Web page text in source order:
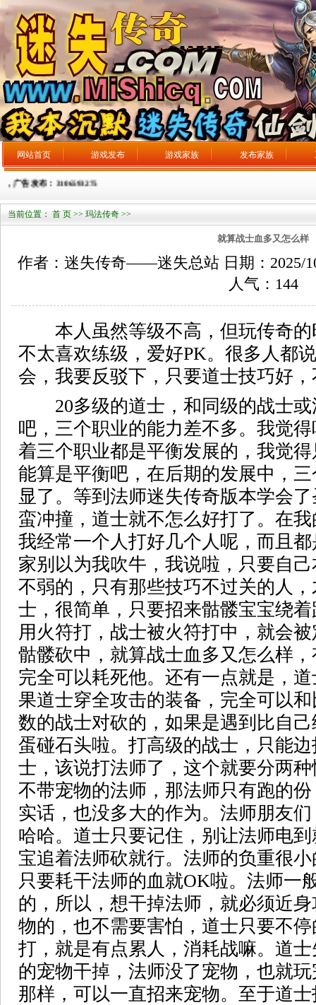
网站首页 游戏发布 游戏家族 发布家族
发布：3106593275
当前位置： 首 页 >> 玛法传奇 >>
就算战士血多又怎么样
作者：迷失传奇——迷失总站 日期：2025/
人气： 144
本人虽然等级不高，但玩传奇的
不太喜欢练级，爱好PK。很多人都
会，我要反驳下，只要道士技巧好
20多级的道士，和同级的战士或
吧，三个职业的能力差不多。我觉
着三个职业都是平衡发展的，我觉
能算是平衡吧，在后期的发展中，
显了。等到法师迷失传奇版本学会
蛮冲撞，道士就不怎么好打了。在
我经常一个人打好几个人呢，而且
家别以为我吹牛，我说啦，只要自
不弱的，只有那些技巧不过关的人
士，很简单，只要招来骷髅宝宝绕
用火符打，战士被火符打中，就会
骷髅砍中，就算战士血多又怎么样
完全可以耗死他。还有一点就是，
果道士穿全攻击的装备，完全可以
数的战士对砍的，如果是遇到比自
蛋碰石头啦。打高级的战士，只能
士，该说打法师了，这个就要分两
不带宠物的法师，那法师只有跑的
实话，也没多大的作为。法师朋友
哈哈。道士只要记住，别让法师电
宝追着法师砍就行。法师的负重很
只要耗干法师的血就OK啦。法师一
的，所以，想干掉法师，就必须近
物的，也不需要害怕，道士只要不
打，就是有点累人，消耗战嘛。道
的宠物干掉，法师没了宠物，也就
那样，可以一直招来宠物。至于道